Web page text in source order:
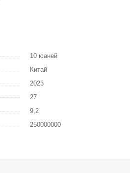
10 юаней
Китай
2023
27
9,2
250000000